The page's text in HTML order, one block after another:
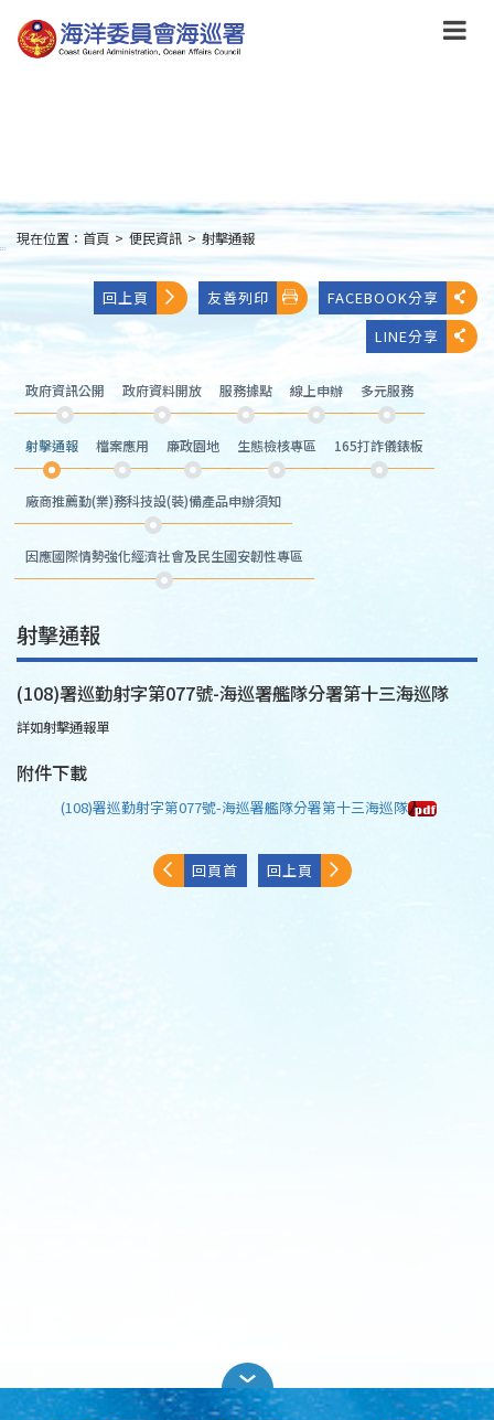
到
主
:::
現在位置： 首頁 > 便民資訊 > 射擊通報
回上頁 友善列印
FACEBOOK分享
LINE分享
政府資訊公開 政府資料開放 服務據點 線上申辦 多元服務
射擊通報 檔案應用 廉政園地 生態檢核專區 165打詐儀錶板
廠商推薦勤(業)務科技設(裝)備產品申辦須知
因應國際情勢強化經濟社會及民生國安韌性專區
射擊通報
(108)署巡勤射字第077號-海巡署艦隊分署第十三海巡隊
詳如射擊通報單
附件下載
(108)署巡勤射字第077號-海巡署艦隊分署第十三海巡隊
回頁首 回上頁